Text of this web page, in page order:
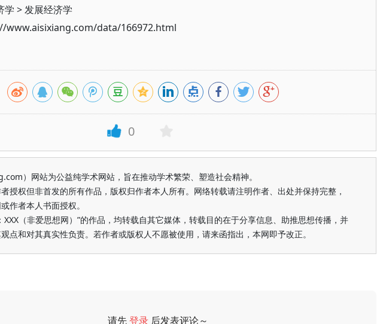
学 >发展经济学
www.aisixiang.com/data/166972.html
0
）网站为公益纯学术网站，旨在推动学术繁荣、塑造社会精神。
授权但非首发的所有作品，版权归作者本人所有。网络转载请注明作者、出处并保持完整，
作者本人书面授权。
XXX（非爱思想网）”的作品，均转载自其它媒体，转载目的在于分享信息、助推思想传播，并
点和对其真实性负责。若作者或版权人不愿被使用，请来函指出，本网即予改正。
请先登录 后发表评论～